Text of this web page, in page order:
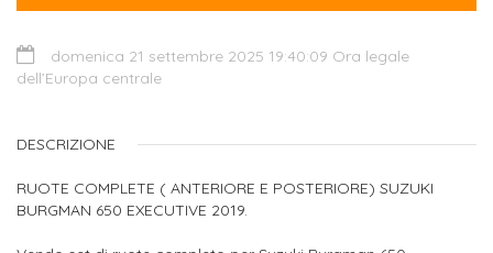
domenica 21 settembre 2025 19:40:09 Ora legale
dell’Europa centrale
DESCRIZIONE
RUOTE COMPLETE ( ANTERIORE E POSTERIORE) SUZUKI
BURGMAN 650 EXECUTIVE 2019.